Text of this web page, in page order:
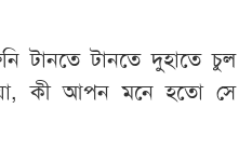
টানতে টানতে দুহাতে চুল
কী আপন মনে হতো সে